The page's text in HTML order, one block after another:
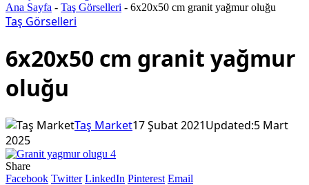
Ana Sayfa - Taş Görselleri - 6x20x50 cm granit yağmur oluğu
Taş Görselleri
6x20x50 cm granit yağmur
oluğu
Taş Market17 Şubat 2021Updated:5 Mart
2025
Share
Facebook Twitter LinkedIn Pinterest Email